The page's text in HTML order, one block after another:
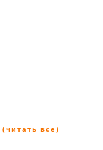
(читать все)